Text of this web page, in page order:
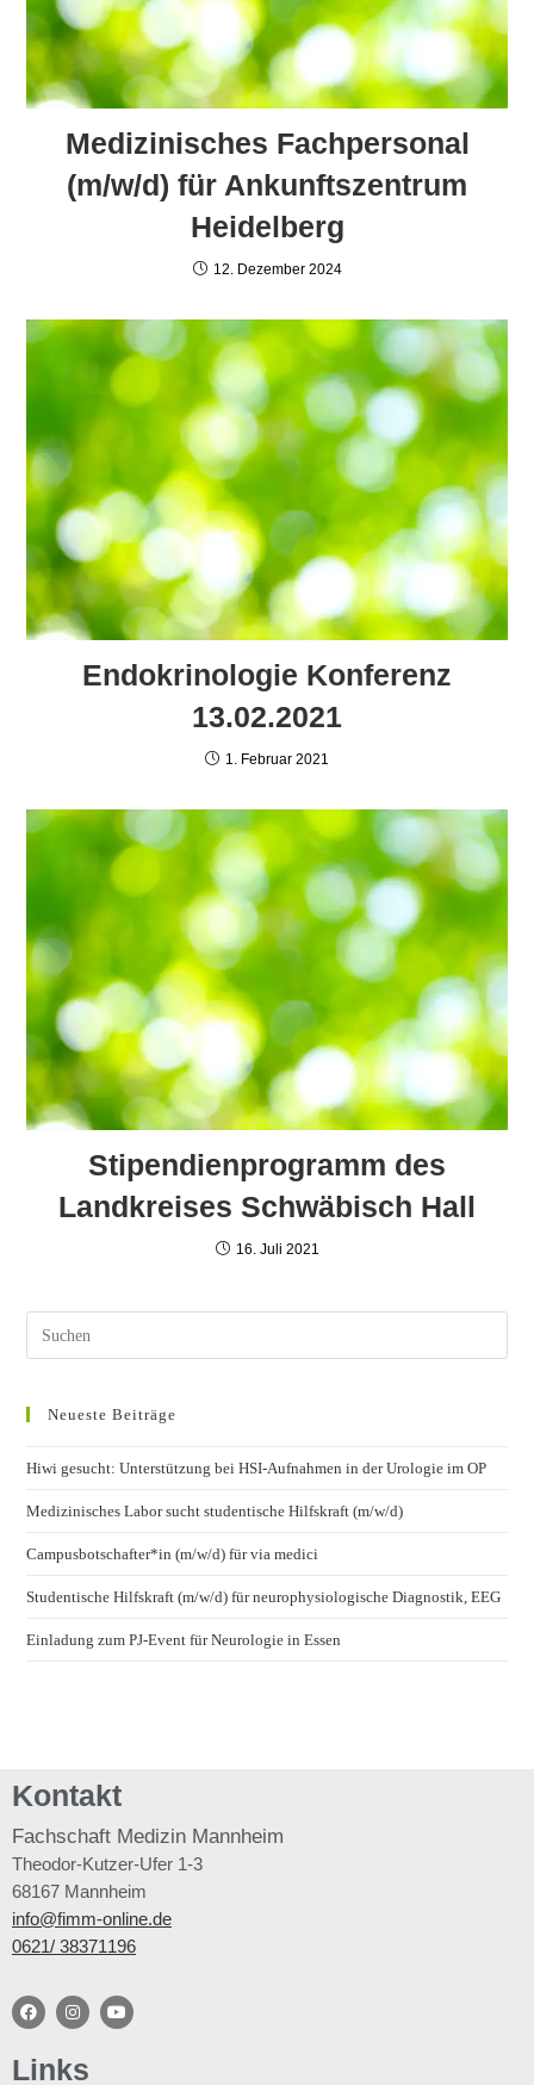
Medizinisches Fachpersonal
(m/w/d) für Ankunftszentrum
Heidelberg
12. Dezember 2024
Endokrinologie Konferenz
13.02.2021
1. Februar 2021
Stipendienprogramm des
Landkreises Schwäbisch Hall
16. Juli 2021
Neueste Beiträge
Hiwi gesucht: Unterstützung bei HSI-Aufnahmen in der Urologie im OP
Medizinisches Labor sucht studentische Hilfskraft (m/w/d)
Campusbotschafter*in (m/w/d) für via medici
Studentische Hilfskraft (m/w/d) für neurophysiologische Diagnostik, EEG
Einladung zum PJ-Event für Neurologie in Essen
Kontakt
Fachschaft Medizin Mannheim
Theodor-Kutzer-Ufer 1-3
68167 Mannheim
info@fimm-online.de
0621/ 38371196
Links